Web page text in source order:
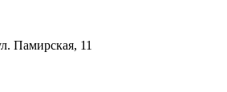
Памирская, 11